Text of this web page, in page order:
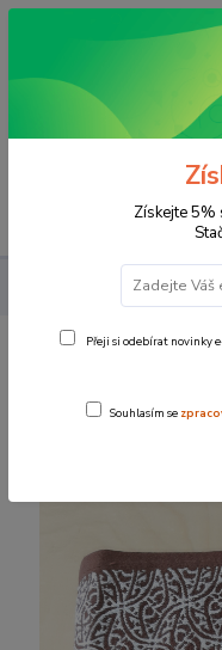
Osušky
Osuška Orient -
Získejte 5%
Přeji si odebírat novinky
Souhlasím se